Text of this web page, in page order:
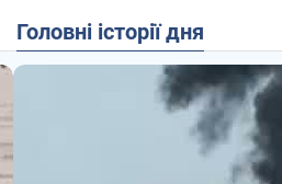
Головні історії дня